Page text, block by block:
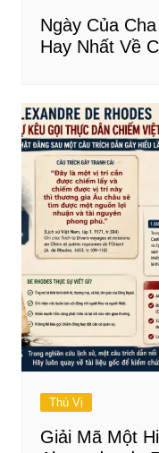
Ngày Của
Hay Nhất Về
Thú Vị
Giải Mã Một